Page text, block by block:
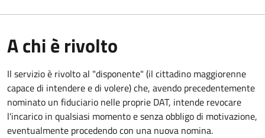
A chi è rivolto
Il servizio è rivolto al "disponente" (il cittadino maggiorenne
capace di intendere e di volere) che, avendo precedentemente
nominato un fiduciario nelle proprie DAT, intende revocare
l'incarico in qualsiasi momento e senza obbligo di motivazione,
eventualmente procedendo con una nuova nomina.